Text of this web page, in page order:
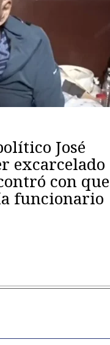
José
excarcelado
con que
funcionario